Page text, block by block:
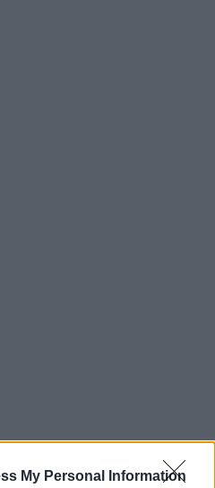
My Personal Information